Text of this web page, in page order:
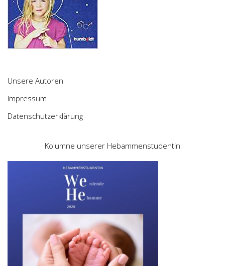
Unsere Autoren
Impressum
Datenschutzerklärung
Kolumne unserer Hebammenstudentin